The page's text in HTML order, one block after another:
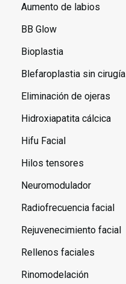
Aumento de labios
BB Glow
Bioplastia
Blefaroplastia sin cirugía
Eliminación de ojeras
Hidroxiapatita cálcica
Hifu Facial
Hilos tensores
Neuromodulador
Radiofrecuencia facial
Rejuvenecimiento facial
Rellenos faciales
Rinomodelación